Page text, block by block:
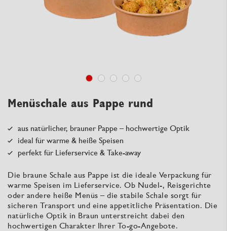
Menüschale aus Pappe rund
aus natürlicher, brauner Pappe – hochwertige Optik
ideal für warme & heiße Speisen
perfekt für Lieferservice & Take-away
Die braune Schale aus Pappe ist die ideale Verpackung für
warme Speisen im Lieferservice. Ob Nudel-, Reisgerichte
oder andere heiße Menüs – die stabile Schale sorgt für
sicheren Transport und eine appetitliche Präsentation. Die
natürliche Optik in Braun unterstreicht dabei den
hochwertigen Charakter Ihrer To-go-Angebote.